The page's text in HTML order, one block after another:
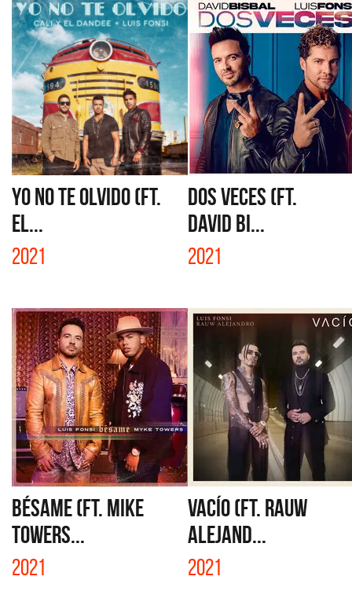
YO NO TE OLVIDO (FT.
EL...
2021
DOS VECES (FT.
DAVID BI...
2021
BÉSAME (FT. MIKE
TOWERS...
2021
VACÍO (FT. RAUW
ALEJAND...
2021